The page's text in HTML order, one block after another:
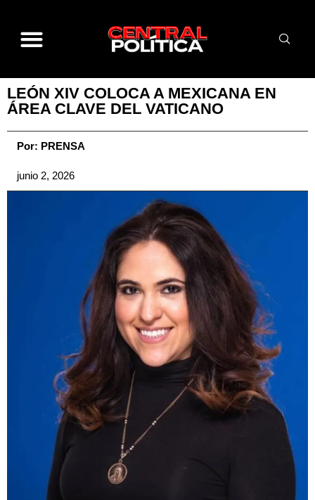
LEÓN XIV COLOCA A MEXICANA EN
ÁREA CLAVE DEL VATICANO
Por: PRENSA
junio 2, 2026